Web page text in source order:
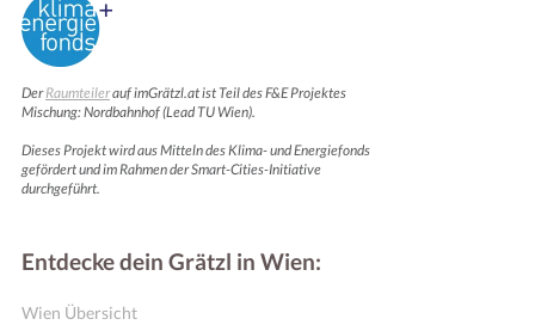
DerRaumteilerauf imGrätzl.at ist Teil des F&E Projektes
Mischung: Nordbahnhof (Lead TU Wien).
Dieses Projekt wird aus Mitteln des Klima- und Energiefonds
gefördert und im Rahmen der Smart-Cities-Initiative
durchgeführt.
Entdecke dein Grätzl in Wien:
Wien Übersicht